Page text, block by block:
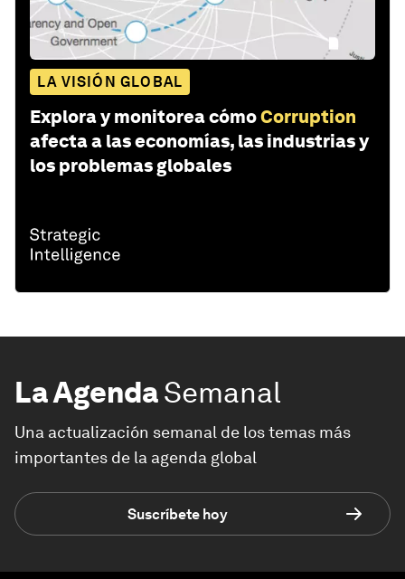
LA VISIÓN GLOBAL
Explora y monitorea cómoCorruption
afecta a las economías, las industrias y
los problemas globales
La AgendaSemanal
Una actualización semanal de los temas más
importantes de la agenda global
Suscríbete hoy